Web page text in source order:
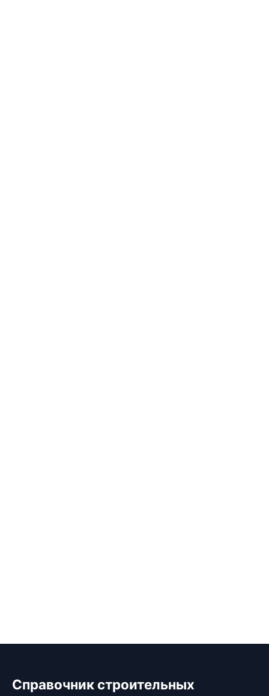
Справочник строительных